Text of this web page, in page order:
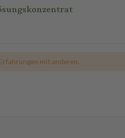
mit anderen.